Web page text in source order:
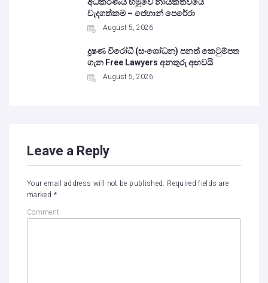
වැදගත්කම – ජෙහාන් පෙරේරා
August 5, 2026
දූෂණ විරෝධී (සංශෝධන) පනත් කෙටුම්පත
ගැන Free Lawyers අනතුරු අඟවයි
August 5, 2026
Leave a Reply
Your email address will not be published. Required fields are
marked *
Comment